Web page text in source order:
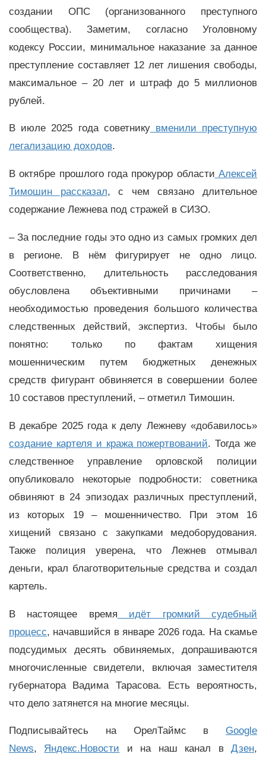
создании ОПС (организованного преступного
сообщества). Заметим, согласно Уголовному
кодексу России, минимальное наказание за данное
преступление составляет 12 лет лишения свободы,
максимальное – 20 лет и штраф до 5 миллионов
рублей.
В июле 2025 года советникувменили преступную
легализацию доходов.
В октябре прошлого года прокурор области Алексей
Тимошин рассказал, с чем связано длительное
содержание Лежнева под стражей в СИЗО.
– За последние годы это одно из самых громких дел
в регионе. В нём фигурирует не одно лицо.
Соответственно, длительность расследования
обусловлена объективными причинами –
необходимостью проведения большого количества
следственных действий, экспертиз. Чтобы было
понятно: только по фактам хищения
мошенническим путем бюджетных денежных
средств фигурант обвиняется в совершении более
10 составов преступлений, – отметил Тимошин.
В декабре 2025 года к делу Лежневу «добавилось»
создание картеля и кража пожертвований. Тогда же
следственное управление орловской полиции
опубликовало некоторые подробности: советника
обвиняют в 24 эпизодах различных преступлений,
из которых 19 – мошенничество. При этом 16
хищений связано с закупками медоборудования.
Также полиция уверена, что Лежнев отмывал
деньги, крал благотворительные средства и создал
картель.
В настоящее время идёт громкий судебный
процесс, начавшийся в январе 2026 года. На скамье
подсудимых десять обвиняемых, допрашиваются
многочисленные свидетели, включая заместителя
губернатора Вадима Тарасова. Есть вероятность,
что дело затянется на многие месяцы.
Подписывайтесь на ОрелТаймс в Google
News, Яндекс.Новости и на наш канал вДзен,